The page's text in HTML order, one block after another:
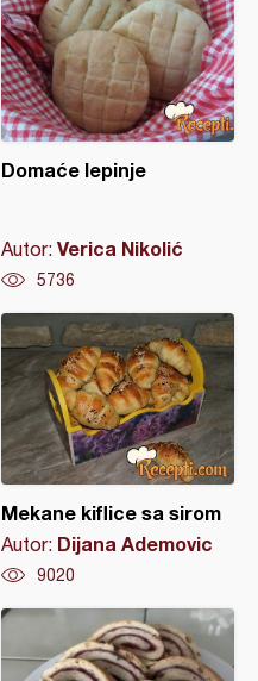
Domaće lepinje
Autor: Verica Nikolić
5736
Mekane kiflice sa sirom
Autor: Dijana Ademovic
9020